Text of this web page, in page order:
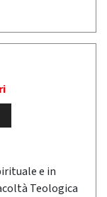
e in
Teologica